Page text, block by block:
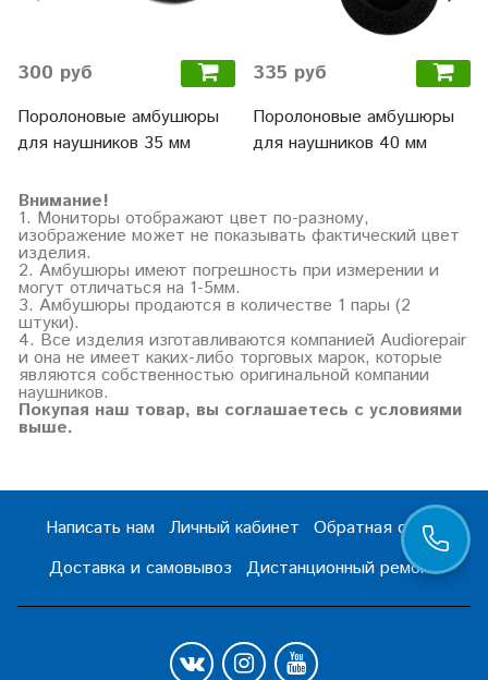
300 руб
Поролоновые амбушюры
для наушников 35 мм
335 руб
Поролоновые амбушюры
для наушников 40 мм
Внимание!
1. Мониторы отображают цвет по-разному,
изображение может не показывать фактический цвет
изделия.
2. Амбушюры имеют погрешность при измерении и
могут отличаться на 1-5мм.
3. Амбушюры продаются в количестве 1 пары (2
штуки).
4. Все изделия изготавливаются компанией Audiorepair
и она не имеет каких-либо торговых марок, которые
являются собственностью оригинальной компании
наушников.
Покупая наш товар, вы соглашаетесь с условиями
выше.
Написать нам Личный кабинет
Обратная связь
Доставка и самовывоз
Дистанционный ремонт